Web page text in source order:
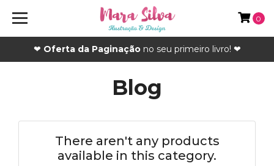
❤ Oferta da Paginaçãono seu primeiro livro! ❤
0
Blog
There aren't any products
available in this category.